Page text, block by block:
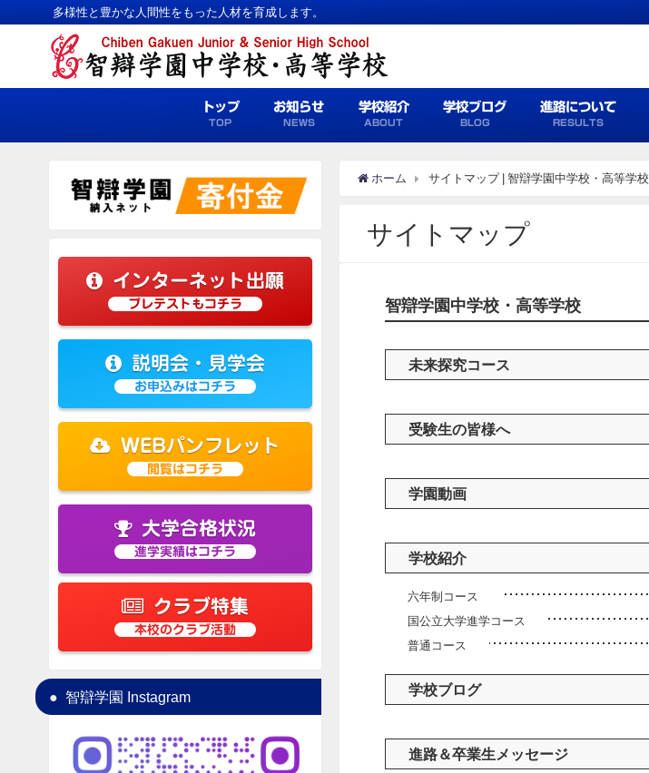
多様性と豊かな人間性をもった人材を育成します。
トップ
TOP
お知らせ
NEWS
学校紹介
ABOUT
学校ブログ
BLOG
進路について
RESULTS
ホーム サイトマップ | 智辯学園中学校・高等学校
サイトマップ
智辯学園中学校・高等学校
未来探究コース
受験生の皆様へ
学園動画
学校紹介
六年制コース
国公立大学進学コース
普通コース
学校ブログ
進路＆卒業生メッセージ
インターネット出願
プレテストもコチラ
説明会・見学会
お申込みはコチラ
WEBパンフレット
閲覧はコチラ
大学合格状況
進学実績はコチラ
クラブ特集
本校のクラブ活動
智辯学園 Instagram